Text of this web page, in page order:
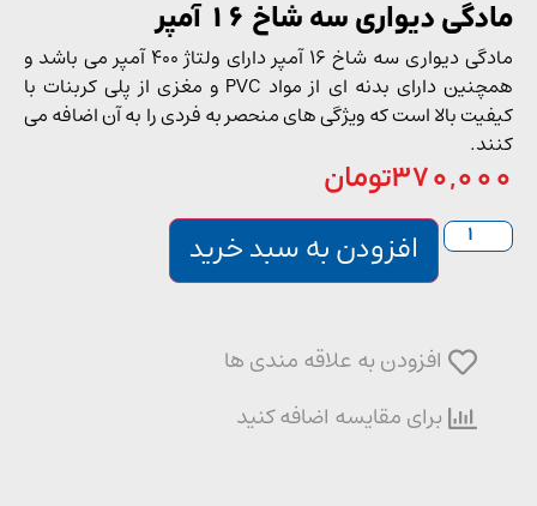
دیواری سه شاخ 16 آمپر
مادگی دیواری سه شاخ 16 آمپر دارای ولتاژ 400 آمپر می باشد و
همچنین دارای بدنه‌ ای از مواد PVC و مغزی از پلی کربنات با
بالا است که ویژگی ‌های منحصر به فردی را به آن اضافه می
تومان
افزودن به سبد خرید
افزودن به علاقه مندی ها
برای مقایسه اضافه کنید